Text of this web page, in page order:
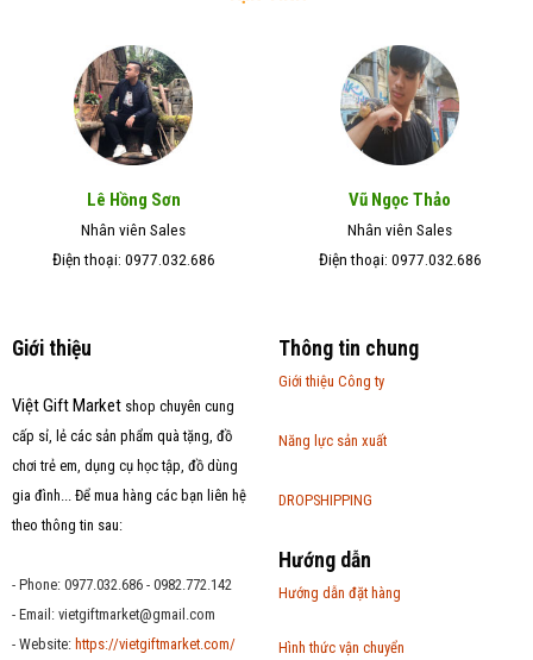
Lê Hồng Sơn
Nhân viên Sales
Điện thoại: 0977.032.686
Vũ Ngọc Thảo
Nhân viên Sales
Điện thoại: 0977.032.686
Giới thiệu
Việt Gift Marketshop chuyên cung
cấp sỉ, lẻ các sản phẩm quà tặng, đồ
chơi trẻ em, dụng cụ học tập, đồ dùng
gia đình... Để mua hàng các bạn liên hệ
theo thông tin sau:
- Phone: 0977.032.686 - 0982.772.142
- Email: vietgiftmarket@gmail.com
- Website: https://vietgiftmarket.com/
Thông tin chung
Giới thiệu Công ty
Năng lực sản xuất
DROPSHIPPING
Hướng dẫn
Hướng dẫn đặt hàng
Hình thức vận chuyển